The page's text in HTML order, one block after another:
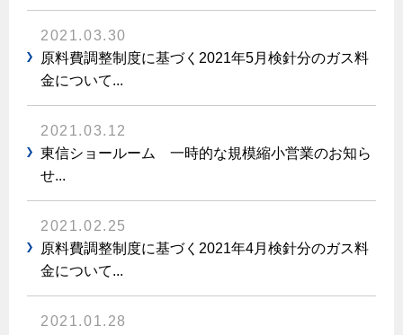
ご請求とお支払いについて
口座振替によるお支払い
クレジットカードによるお支払い
払込書による窓口でのお支払い
払込書によるスマホアプリでのお支払い
検針について
こんなときは
ガスくさいとき・警報器が鳴ったとき
調理性
清掃性
快適性
経済性
ライフスタイルの変化に対応するエコジョーズ
ガス・電気併用住宅とオール電化住宅の比較
経済性、環境性、創エネ
オススメの商品一覧
最新ガスコンロの実力
グリル活用法
コンロの取替えは
レンジフード
レンジフード
オーブン・炊飯器
オーブン
バスルームをリフォーム
サニタリーをリフォーム
リフォーム事例紹介
3つのあんしん宣言
テレビCM
スタッフ
リフォームの流れ
電力の自由化について
長野都市ガスのでんきのポイント
都市ガスでんき 従量電灯Ｂ
都市ガスでんき 従量電灯Ｃ
電気料金の計算について
ご請求とお支払い
Chef Ropia's JOYFUL CUISINE
食育活動について
料理教室レンタル
情報誌 企業情報
2021.03.30
原料費調整制度に基づく2021年5月検針分のガス料
金について...
2021.03.12
東信ショールーム 一時的な規模縮小営業のお知ら
せ...
2021.02.25
原料費調整制度に基づく2021年4月検針分のガス料
金について...
2021.01.28